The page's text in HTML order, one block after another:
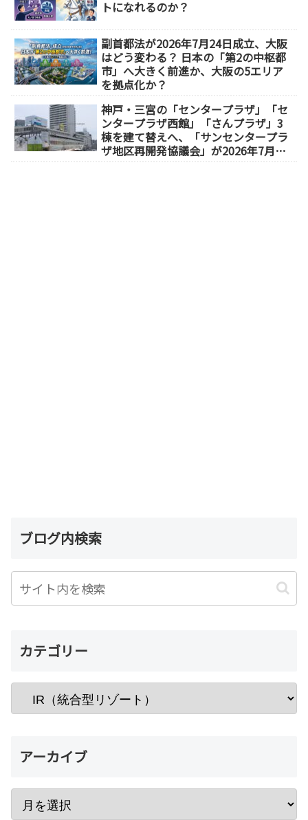
トになれるのか？
副首都法が2026年7月24日成立、大阪
はどう変わる？ 日本の「第2の中枢都
市」へ大きく前進か、大阪の5エリア
を拠点化か？
神戸・三宮の「センタープラザ」「セ
ンタープラザ西館」「さんプラザ」3
棟を建て替えへ、「サンセンタープラ
ザ地区再開発協議会」が2026年7月発
ブログ内検索
カテゴリー
アーカイブ